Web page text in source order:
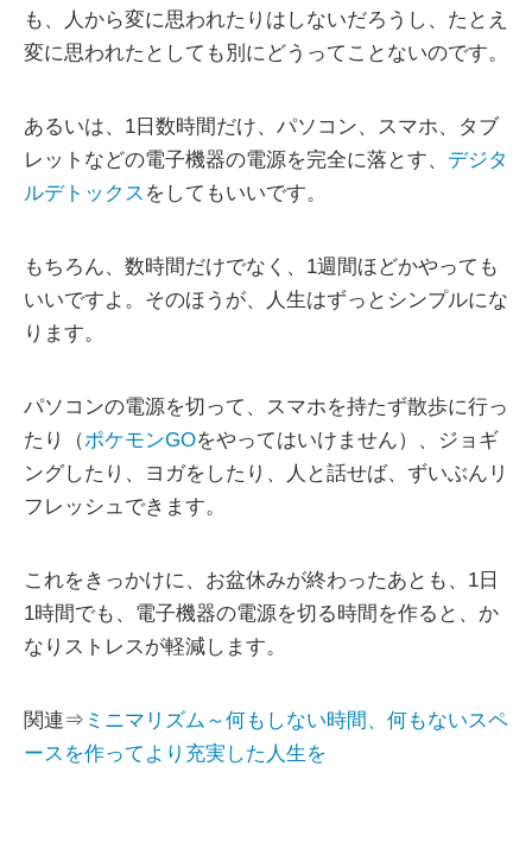
も、人から変に思われたりはしないだろうし、たとえ
変に思われたとしても別にどうってことないのです。
あるいは、1日数時間だけ、パソコン、スマホ、タブ
レットなどの電子機器の電源を完全に落とす、 デジタ
ルデトックス をしてもいいです。
もちろん、数時間だけでなく、1週間ほどかやっても
いいですよ。そのほうが、人生はずっとシンプルにな
ります。
パソコンの電源を切って、スマホを持たず散歩に行っ
たり（ポケモンGOをやってはいけません）、ジョギ
ングしたり、ヨガをしたり、人と話せば、ずいぶんリ
フレッシュできます。
これをきっかけに、お盆休みが終わったあとも、1日
1時間でも、電子機器の電源を切る時間を作ると、か
なりストレスが軽減します。
関連⇒ ミニマリズム～何もしない時間、何もないスペ
ースを作ってより充実した人生を